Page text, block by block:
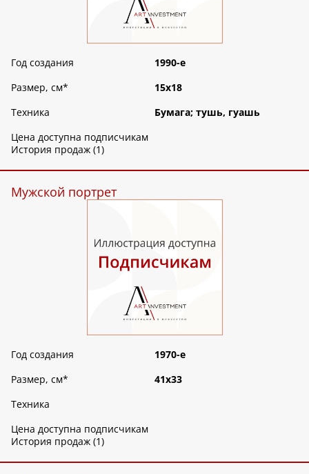
Год создания
1990-е
Размер, см*
15х18
Техника
Бумага; тушь, гуашь
Цена доступна подписчикам
История продаж (1)
Мужской портрет
Год создания
1970-е
Размер, см*
41х33
Техника
Цена доступна подписчикам
История продаж (1)